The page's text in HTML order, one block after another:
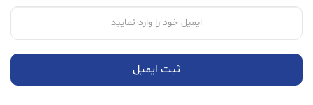
ثبت ایمیل